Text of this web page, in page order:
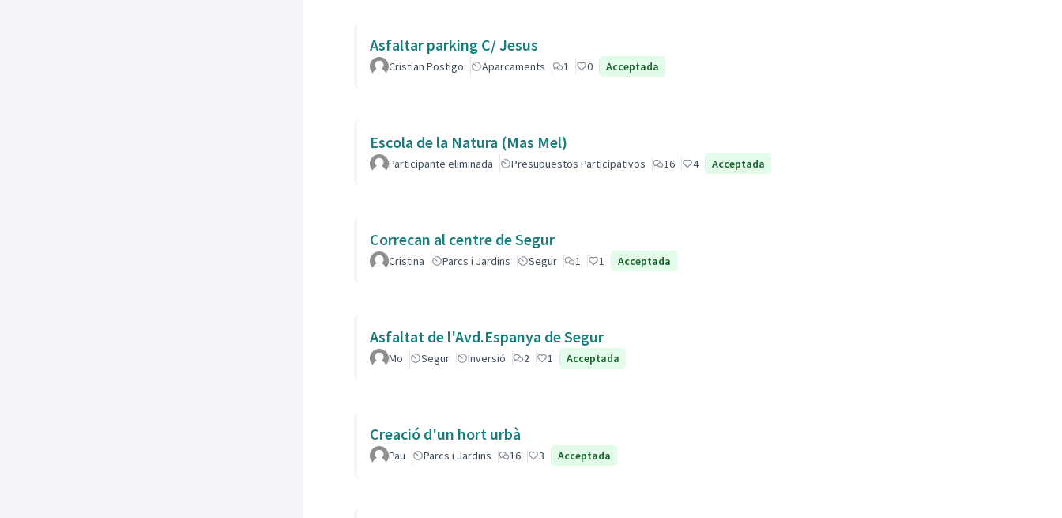
Asfaltar parking C/ Jesus
Cristian Postigo Aparcaments 1 0 Acceptada
Escola de la Natura (Mas Mel)
Participante eliminada Presupuestos Participativos 16 4 Acceptada
Correcan al centre de Segur
Cristina Parcs i Jardins Segur 1 1 Acceptada
Asfaltat de l'Avd.Espanya de Segur
Mo Segur Inversió 2 1 Acceptada
Creació d'un hort urbà
Pau Parcs i Jardins 16 3 Acceptada